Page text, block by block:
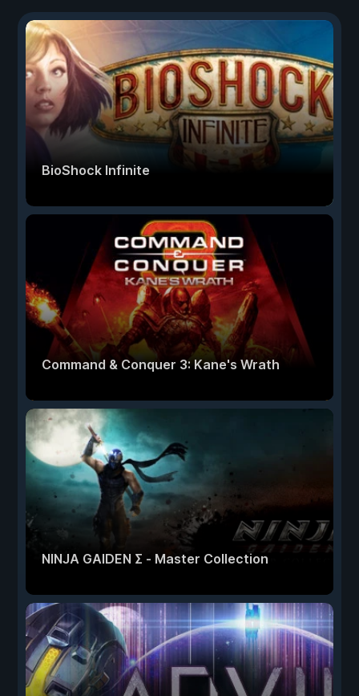
BioShock Infinite
Command & Conquer 3: Kane's Wrath
NINJA GAIDEN Σ - Master Collection